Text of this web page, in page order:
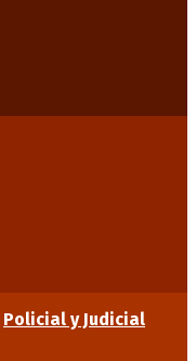
Policial y Judicial